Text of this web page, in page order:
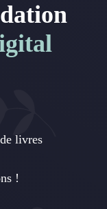
livres
!